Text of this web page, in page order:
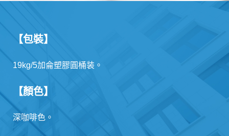
【包裝】
19kg/5加侖塑膠圓桶装。
【顏色】
深咖啡色。